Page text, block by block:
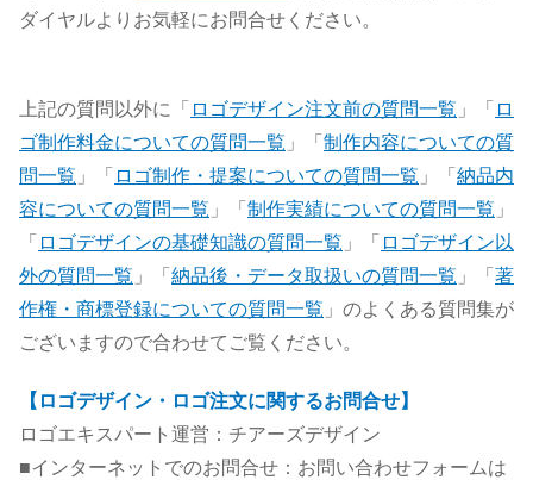
ダイヤルよりお気軽にお問合せください。
上記の質問以外に「 ロゴデザイン注文前の質問一覧 」「 ロ
ゴ制作料金についての質問一覧 」「 制作内容についての質
問一覧 」「 ロゴ制作・提案についての質問一覧 」「 納品内
容についての質問一覧 」「 制作実績についての質問一覧 」
「 ロゴデザインの基礎知識の質問一覧 」「 ロゴデザイン以
外の質問一覧 」「 納品後・データ取扱いの質問一覧 」「 著
作権・商標登録についての質問一覧 」のよくある質問集が
ございますので合わせてご覧ください。
【ロゴデザイン・ロゴ注文に関するお問合せ】
ロゴエキスパート運営：チアーズデザイン
■インターネットでのお問合せ：お問い合わせフォームは